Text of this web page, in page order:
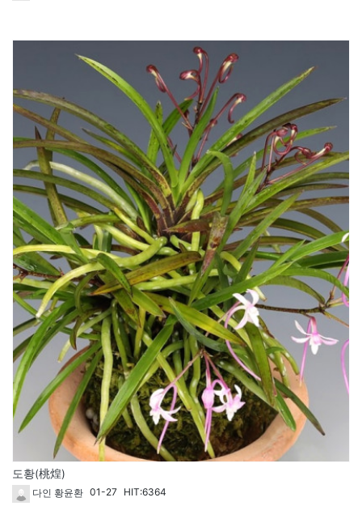
도황(桃煌)
다인 황윤환 01-27 HIT:6364